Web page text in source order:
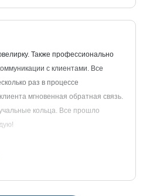
Также профессионально
с клиентами. Все
раз в процессе
мгновенная обратная связь.
кольца. Все прошло